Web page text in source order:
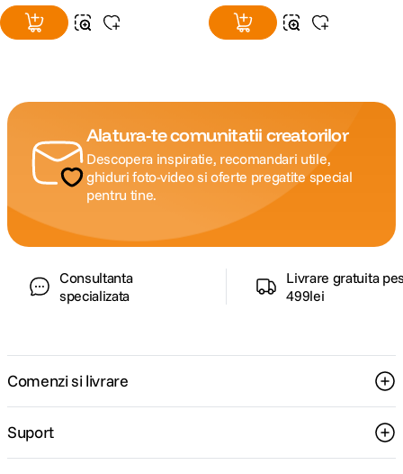
Alatura-te comunitatii creatorilor
Descopera inspiratie, recomandari utile,
ghiduri foto-video si oferte pregatite special
pentru tine.
Consultanta
specializata
Livrare gratuita
499lei
Comenzi si livrare
Suport